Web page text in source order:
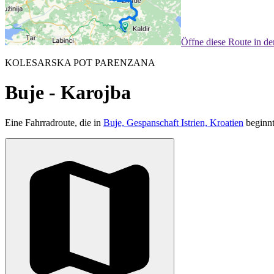
Öffne diese Route in
KOLESARSKA POT PARENZANA
Buje - Karojba
Eine Fahrradroute, die in Buje, Gespanschaft Istrien, Kroatien